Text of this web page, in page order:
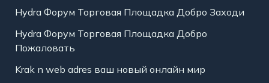
Hydra Форум Торговая Площадка Добро Заходи
Hydra Форум Торговая Площадка Добро
Пожаловать
Krak n web adres ваш новый онлайн мир